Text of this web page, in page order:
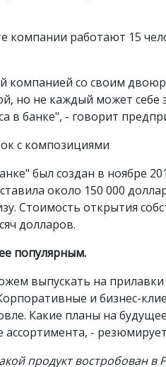
компании работают 15
компанией со своим
но не каждый может себе
в банке", - говорит
был создан в ноябре
около 150 000
Стоимость открытия
долларов.
популярным.
выпускать на
и бизнес-
Какие планы на
-
продукт востробован в